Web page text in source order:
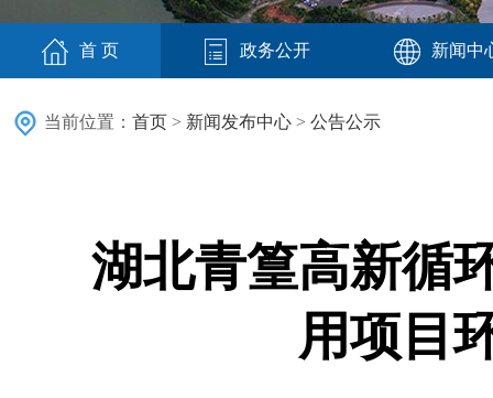
首 页 政务公开 新闻中
当前位置： 首页 > 新闻发布中心 > 公告公示
湖北青篁高新循
用项目